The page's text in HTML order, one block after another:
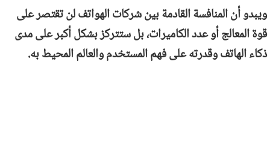
ويبدو أن المنافسة القادمة بين شركات الهواتف لن تقتصر على
قوة المعالج أو عدد الكاميرات، بل ستتركز بشكل أكبر على مدى
ذكاء الهاتف وقدرته على فهم المستخدم والعالم المحيط به.